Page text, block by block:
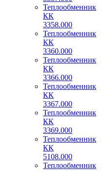
Теплообменник
КК
3358.000
Теплообменник
КК
3360.000
Теплообменник
КК
3366.000
Теплообменник
КК
3367.000
Теплообменник
КК
3369.000
Теплообменник
КК
5108.000
Теплообменник